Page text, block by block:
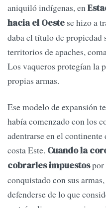
aniquiló indígenas, en
hacia el Oeste se hizo a
daba el título de propiedad
territorios de apaches,
Los vaqueros protegían la
propias armas.
Ese modelo de expansión
había comenzado con los
adentrarse en el
costa Este. Cuando la
cobrarles impuestospor
conquistado con sus
defenderse de lo que